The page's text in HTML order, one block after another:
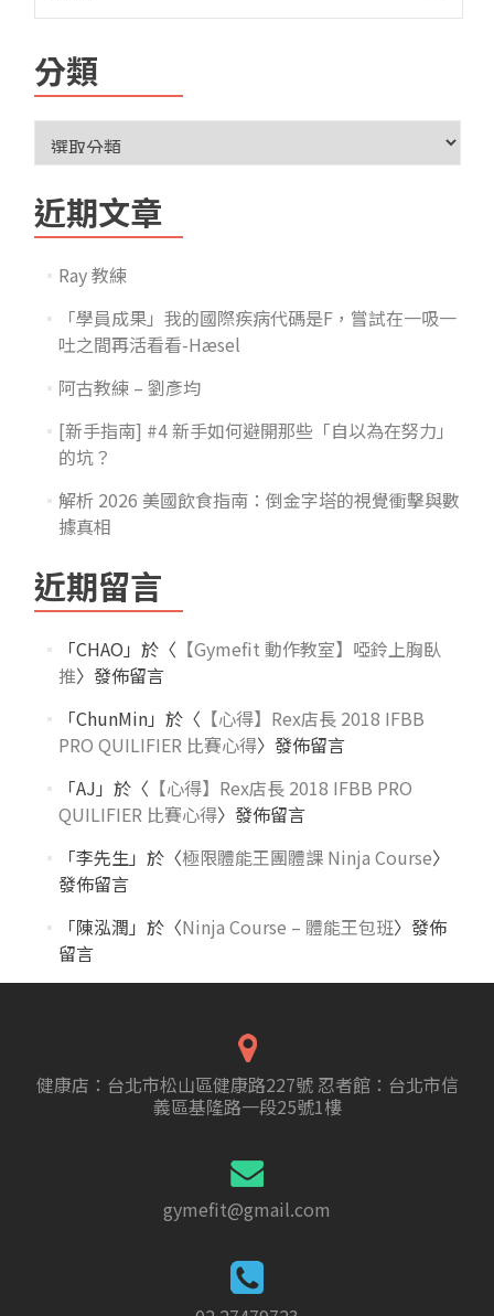
分類
近期文章
Ray 教練
「學員成果」我的國際疾病代碼是F，嘗試在一吸一
吐之間再活看看-Hæsel
阿古教練 – 劉彥均
[新手指南] #4 新手如何避開那些「自以為在努力」
的坑？
解析 2026 美國飲食指南：倒金字塔的視覺衝擊與數
據真相
近期留言
「CHAO 」於〈 【Gymefit 動作教室】啞鈴上胸臥
推〉發佈留言
「ChunMin」於〈 【心得】Rex店長 2018 IFBB
PRO QUILIFIER 比賽心得〉發佈留言
「AJ 」於〈 【心得】Rex店長 2018 IFBB PRO
QUILIFIER 比賽心得〉發佈留言
「李先生」於〈極限體能王團體課 Ninja Course〉
發佈留言
「陳泓潤 」於〈Ninja Course – 體能王包班〉發佈
留言
健康店：台北市松山區健康路227號 忍者館：台北市信
義區基隆路一段25號1樓
gymefit@gmail.com